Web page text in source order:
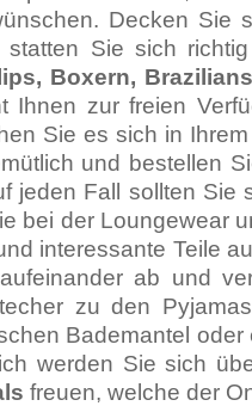
Decken Sie
statten Sie sich
Boxern,
Ihnen zur freien
Sie es sich in
und bestellen
jeden Fall sollten Sie
bei der Loungewear
interessante Teile
ab und
zu den
Bademantel
werden Sie sich
freuen, welche der